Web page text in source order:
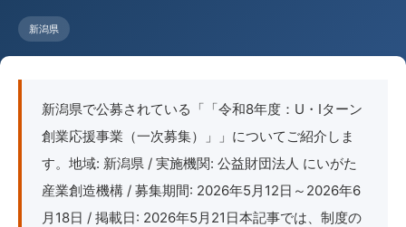
新潟県
新潟県で公募されている「「令和8年度：U・Iターン
創業応援事業（一次募集）」」についてご紹介しま
す。地域: 新潟県 / 実施機関: 公益財団法人 にいがた
産業創造機構 / 募集期間: 2026年5月12日～2026年6
月18日 / 掲載日: 2026年5月21日本記事では、制度の